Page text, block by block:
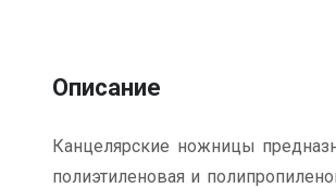
Описание
Канцелярские ножницы
полиэтиленовая и